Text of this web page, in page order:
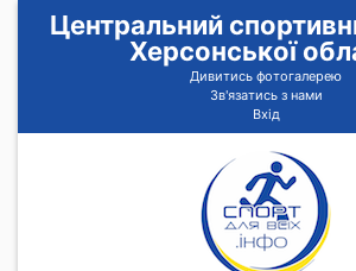
Центральний
Херсонської
Дивитись фотогалерею
Зв'язатись з нами
Вхід